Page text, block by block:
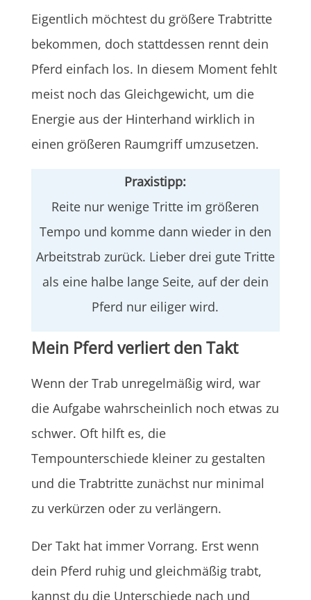
Eigentlich möchtest du größere Trabtritte
bekommen, doch stattdessen rennt dein
Pferd einfach los. In diesem Moment fehlt
meist noch das Gleichgewicht, um die
Energie aus der Hinterhand wirklich in
einen größeren Raumgriff umzusetzen.
Praxistipp:
Reite nur wenige Tritte im größeren
Tempo und komme dann wieder in den
Arbeitstrab zurück. Lieber drei gute Tritte
als eine halbe lange Seite, auf der dein
Pferd nur eiliger wird.
Mein Pferd verliert den Takt
Wenn der Trab unregelmäßig wird, war
die Aufgabe wahrscheinlich noch etwas zu
schwer. Oft hilft es, die
Tempounterschiede kleiner zu gestalten
und die Trabtritte zunächst nur minimal
zu verkürzen oder zu verlängern.
Der Takt hat immer Vorrang. Erst wenn
dein Pferd ruhig und gleichmäßig trabt,
kannst du die Unterschiede nach und